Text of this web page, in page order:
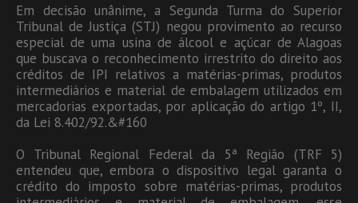
Em decisão unânime, a Segunda Turma do Superior
Tribunal de Justiça (STJ) negou provimento ao recurso
especial de uma usina de álcool e açúcar de Alagoas
que buscava o reconhecimento irrestrito do direito aos
créditos de IPI relativos a matérias-primas, produtos
intermediários e material de embalagem utilizados em
mercadorias exportadas, por aplicação do artigo 1º, II,
da Lei 8.402/92.&#160
O Tribunal Regional Federal da 5ª Região (TRF 5)
entendeu que, embora o dispositivo legal garanta o
crédito do imposto sobre matérias-primas, produtos